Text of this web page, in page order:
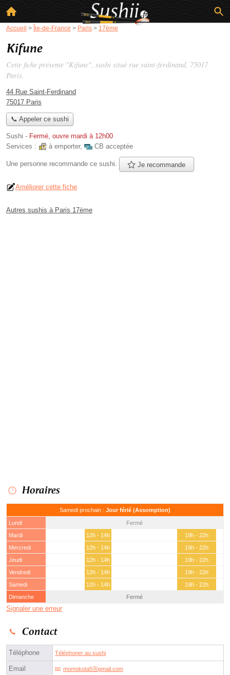
Accueil > Île-de-France > Paris > 17ème
Kifune
Cette fiche présente "Kifune", sushi situé rue saint-ferdinand, 75017
Paris.
44 Rue Saint-Ferdinand
75017 Paris
📞 Appeler ce sushi
Sushi - Fermé, ouvre mardi à 12h00
Services :
à emporter, CB acceptée
Une personne recommande ce sushi. Je recommande
Améliorer cette fiche
Autres sushis à Paris 17ème
Horaires
Samedi prochain : Jour férié (Assomption)
Lundi
Fermé
Mardi
12h - 14h
19h - 22h
Mercredi
12h - 14h
19h - 22h
Jeudi
12h - 14h
19h - 22h
Vendredi
12h - 14h
19h - 22h
Samedi
12h - 14h
19h - 22h
Dimanche
Fermé
Signaler une erreur
Contact
Téléphone Téléphoner au sushi
Email momokota5ⓐgmail.com